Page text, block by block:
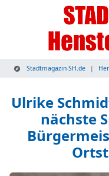
Stadtmagazin-SH.de
Ulrike
nächste